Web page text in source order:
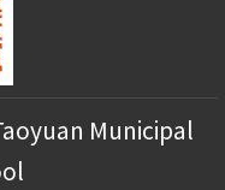
Municipal